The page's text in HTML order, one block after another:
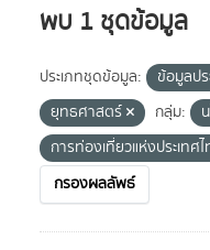
พบ 1 ชุดข้อมูล
ประเภทชุดข้อมูล: ข้อมูลป
ยุทธศาสตร์
กลุ่ม:
การท่องเที่ยวแห่งประเทศ
กรองผลลัพธ์